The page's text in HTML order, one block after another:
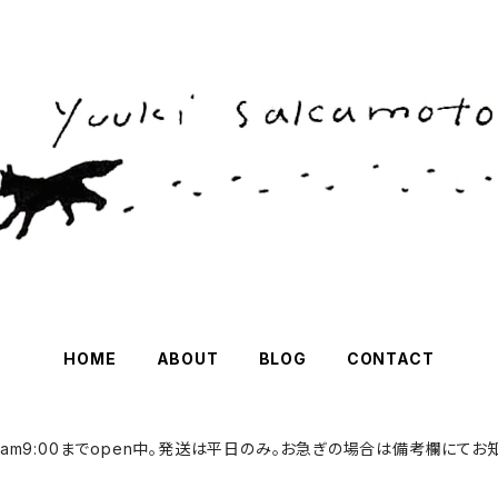
HOME ABOUT BLOG CONTACT
までopen中。発送は平日のみ。お急ぎの場合は備考欄にてお知